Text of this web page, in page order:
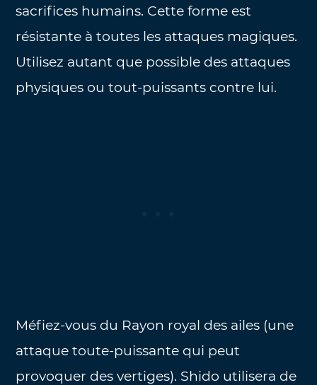
sacrifices humains. Cette forme est
résistante à toutes les attaques magiques.
Utilisez autant que possible des attaques
physiques ou tout-puissants contre lui.
Méfiez-vous du Rayon royal des ailes (une
attaque toute-puissante qui peut
provoquer des vertiges). Shido utilisera de